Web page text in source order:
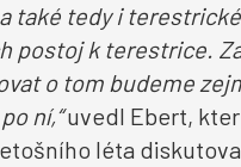
také tedy i
postoj k terestrice.
o tom budeme
ní,“uvedl Ebert,
léta